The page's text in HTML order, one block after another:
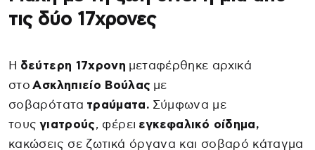
τις δύο 17χρονες
Η δεύτερη 17χρονη μεταφέρθηκε αρχικά
στοΑσκληπιείο Βούλας με
σοβαρότατα τραύματα. Σύμφωνα με
τους γιατρούς, φέρει εγκεφαλικό οίδημα,
κακώσεις σε ζωτικά όργανα και σοβαρό κάταγμα